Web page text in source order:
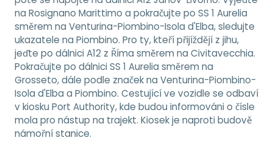
na Rosignano Marittimo a pokračujte po SS 1 Aurelia
směrem na Venturina-Piombino-Isola d'Elba, sledujte
ukazatele na Piombino. Pro ty, kteří přijíždějí z jihu,
jeďte po dálnici A12 z Říma směrem na Civitavecchia.
Pokračujte po dálnici SS 1 Aurelia směrem na
Grosseto, dále podle značek na Venturina-Piombino-
Isola d'Elba a Piombino. Cestující ve vozidle se odbaví
v kiosku Port Authority, kde budou informováni o čísle
mola pro nástup na trajekt. Kiosek je naproti budově
námořní stanice.